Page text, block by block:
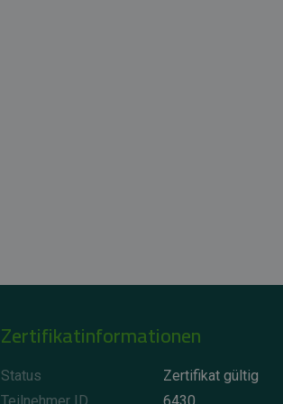
Zertifikatinformationen
Status
Zertifikat gültig